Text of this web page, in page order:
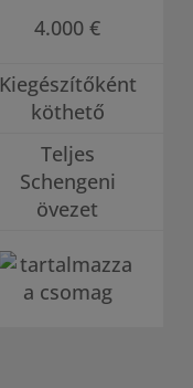
4.000 €
Kiegészítőként
köthető
Teljes
Schengeni
övezet